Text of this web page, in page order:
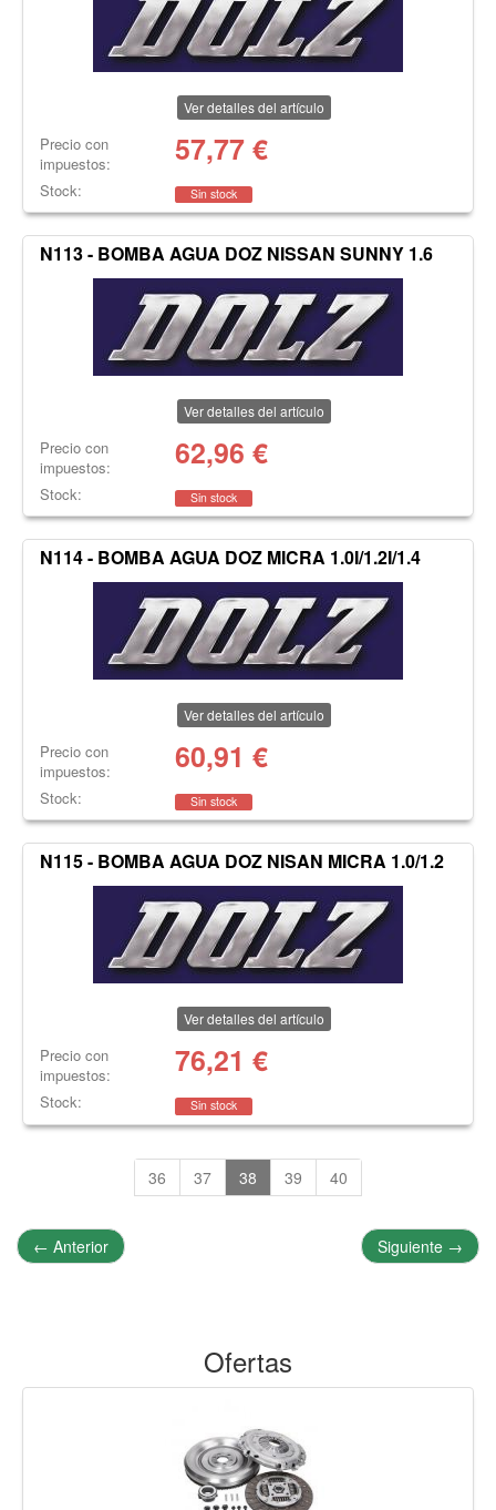
Ver detalles del artículo
Precio con
impuestos:
57,77€
Stock: Sin stock
N113 - BOMBA AGUA DOZ NISSAN SUNNY 1.6
Ver detalles del artículo
Precio con
impuestos:
62,96 €
Stock: Sin stock
N114 - BOMBA AGUA DOZ MICRA 1.0I/1.2I/1.4
Ver detalles del artículo
Precio con
impuestos:
60,91 €
Stock: Sin stock
N115 - BOMBA AGUA DOZ NISAN MICRA 1.0/1.2
Ver detalles del artículo
Precio con
impuestos:
76,21 €
Stock: Sin stock
36 37 38 39 40
← Anterior Siguiente →
Ofertas